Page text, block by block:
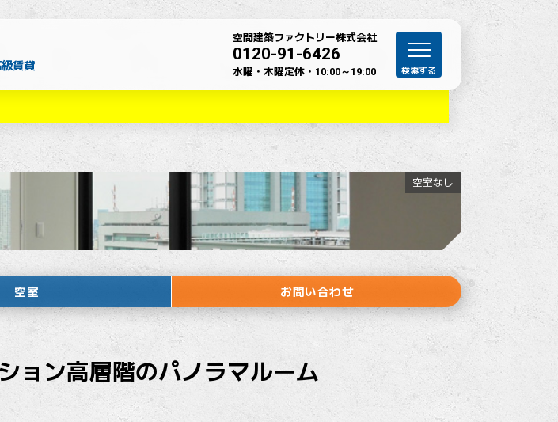
賃貸
空間建築ファクトリー株式会社
0120-91-6426
水曜・木曜定休・ 10:00～19:00
空室なし
空室 お問い合わせ
ョン高層階のパノラマルーム